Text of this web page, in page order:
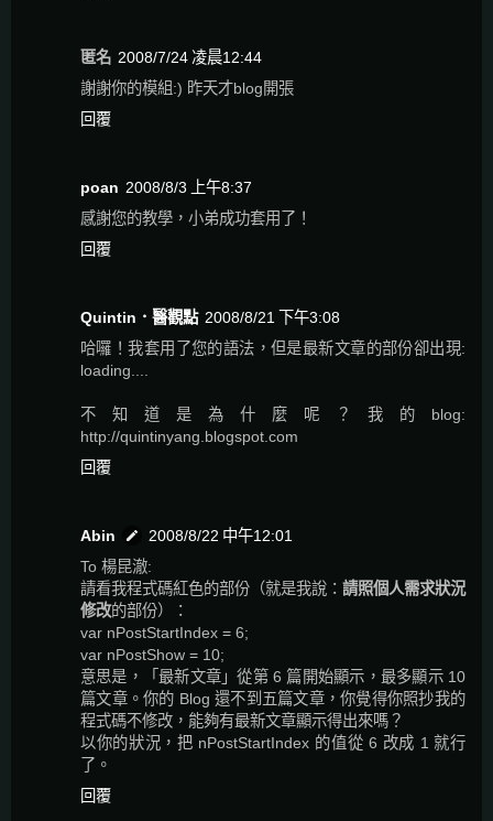
匿名 2008/7/24 凌晨12:44
謝謝你的模組:) 昨天才blog開張
回覆
poan 2008/8/3 上午8:37
感謝您的教學，小弟成功套用了！
回覆
Quintin．醫觀點 2008/8/21 下午3:08
哈囉！我套用了您的語法，但是最新文章的部份卻出現:
loading....
不知道是為什麼呢？我的blog:
http://quintinyang.blogspot.com
回覆
Abin
2008/8/22 中午12:01
To 楊昆澈:
請看我程式碼紅色的部份（就是我說： 請照個人需求狀況
修改的部份）：
var nPostStartIndex = 6;
var nPostShow = 10;
意思是，「最新文章」從第 6 篇開始顯示，最多顯示 10
篇文章。你的 Blog 還不到五篇文章，你覺得你照抄我的
程式碼不修改，能夠有最新文章顯示得出來嗎？
以你的狀況，把 nPostStartIndex 的值從 6 改成 1 就行
了。
回覆